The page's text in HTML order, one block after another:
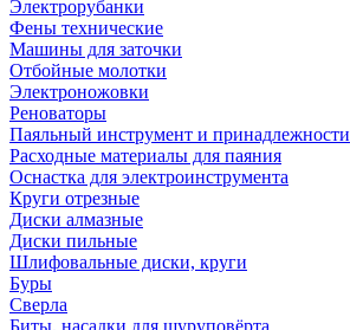
Электрорубанки
Фены технические
Машины для заточки
Отбойные молотки
Электроножовки
Реноваторы
Паяльный инструмент и принадлежности
Расходные материалы для паяния
Оснастка для электроинструмента
Круги отрезные
Диски алмазные
Диски пильные
Шлифовальные диски, круги
Буры
Сверла
Биты, насадки для шуруповёрта